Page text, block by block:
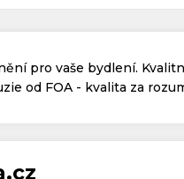
pro vaše bydlení.
od FOA - kvalita za